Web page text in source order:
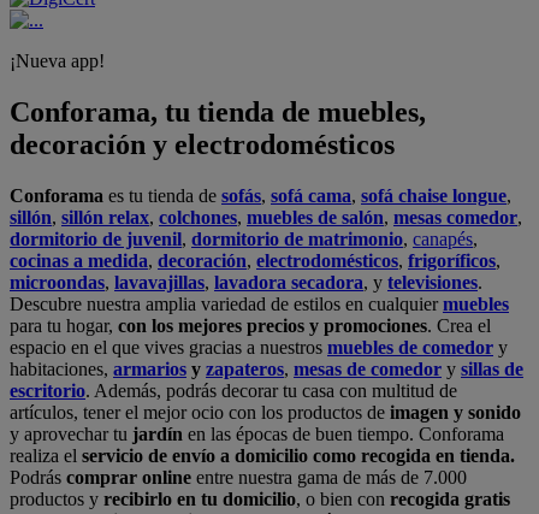
¡Nueva app!
Conforama, tu tienda de muebles,
decoración y electrodomésticos
Conforama es tu tienda de sofás, sofá cama, sofá chaise longue,
sillón, sillón relax, colchones, muebles de salón, mesas comedor,
dormitorio de juvenil, dormitorio de matrimonio, canapés,
cocinas a medida, decoración, electrodomésticos, frigoríficos,
microondas, lavavajillas, lavadora secadora, y televisiones.
Descubre nuestra amplia variedad de estilos en cualquiermuebles
para tu hogar, con los mejores precios y promociones. Crea el
espacio en el que vives gracias a nuestros muebles de comedor y
habitaciones, armarios y zapateros, mesas de comedor y sillas de
escritorio. Además, podrás decorar tu casa con multitud de
artículos, tener el mejor ocio con los productos de imagen y sonido
y aprovechar tu jardín en las épocas de buen tiempo. Conforama
realiza el servicio de envío a domicilio como recogida en tienda.
Podrás comprar online entre nuestra gama de más de 7.000
productos y recibirlo en tu domicilio, o bien con recogida gratis